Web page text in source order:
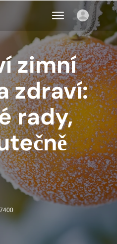
zimní
zdraví:
rady,